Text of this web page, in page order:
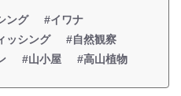
ング
#イワナ
ッシング
#自然観察
#山小屋 #高山植物